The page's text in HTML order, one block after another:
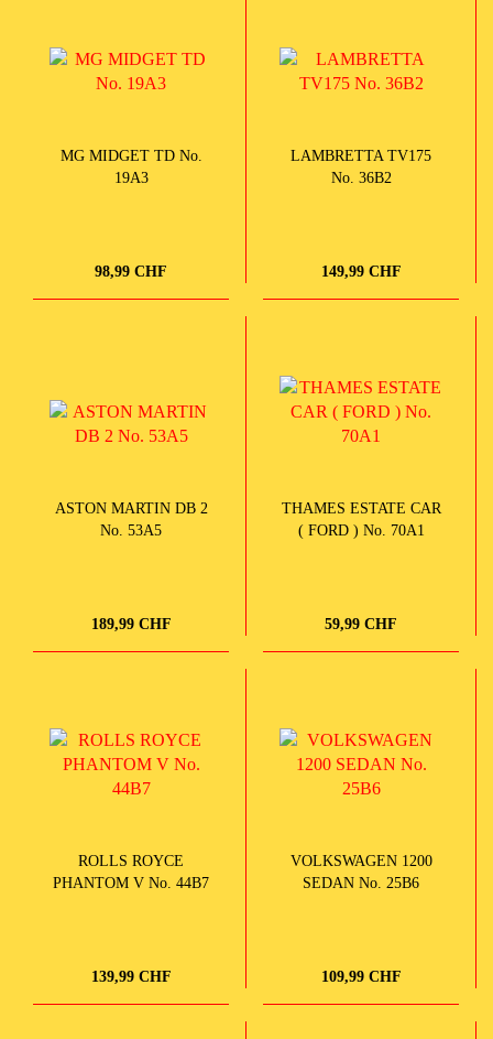
MG MIDGET TD No.
19A3
98,99 CHF
LAMBRETTA TV175
No. 36B2
149,99 CHF
ASTON MARTIN DB 2
No. 53A5
189,99 CHF
THAMES ESTATE CAR
( FORD ) No. 70A1
59,99 CHF
ROLLS ROYCE
PHANTOM V No. 44B7
139,99 CHF
VOLKSWAGEN 1200
SEDAN No. 25B6
109,99 CHF